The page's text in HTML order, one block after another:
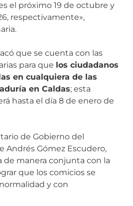
el próximo 19 de octubre y
respectivamente»,
que se cuenta con las
para que los ciudadanos
en cualquiera de las
en Caldas; esta
hasta el día 8 de enero de
de Gobierno del
Andrés Gómez Escudero,
de manera conjunta con la
que los comicios se
y con